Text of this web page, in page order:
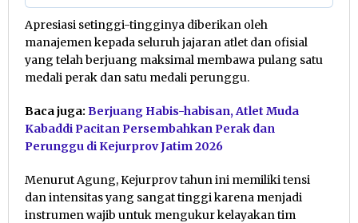
Apresiasi setinggi-tingginya diberikan oleh
manajemen kepada seluruh jajaran atlet dan ofisial
yang telah berjuang maksimal membawa pulang satu
medali perak dan satu medali perunggu.
Baca juga: Berjuang Habis-habisan, Atlet Muda
Kabaddi Pacitan Persembahkan Perak dan
Perunggu di Kejurprov Jatim 2026
Menurut Agung, Kejurprov tahun ini memiliki tensi
dan intensitas yang sangat tinggi karena menjadi
instrumen wajib untuk mengukur kelayakan tim